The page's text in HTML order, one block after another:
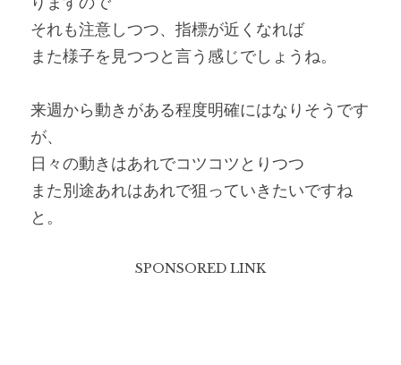
それも注意しつつ、指標が近くなれば
また様子を見つつと言う感じでしょうね。
来週から動きがある程度明確にはなりそうです
が、
日々の動きはあれでコツコツとりつつ
また別途あれはあれで狙っていきたいですね
と。
SPONSORED LINK